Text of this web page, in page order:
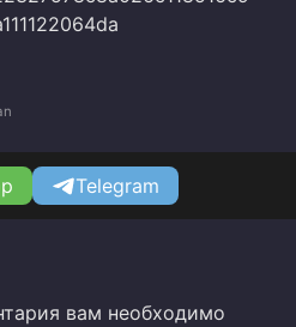
Telegram
вам необходимо